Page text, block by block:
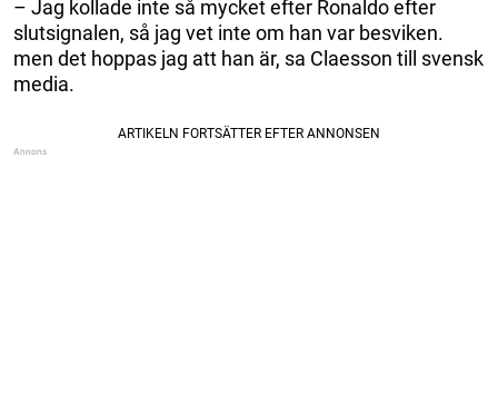
– Jag kollade inte så mycket efter Ronaldo efter
slutsignalen, så jag vet inte om han var besviken.
men det hoppas jag att han är, sa Claesson till svensk
media.